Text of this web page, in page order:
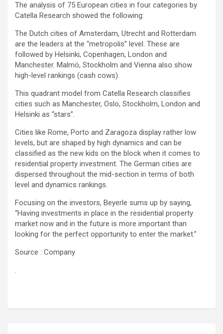
The analysis of 75 European cities in four categories by
Catella Research showed the following:
The Dutch cities of Amsterdam, Utrecht and Rotterdam
are the leaders at the “metropolis” level. These are
followed by Helsinki, Copenhagen, London and
Manchester. Malmö, Stockholm and Vienna also show
high-level rankings (cash cows).
This quadrant model from Catella Research classifies
cities such as Manchester, Oslo, Stockholm, London and
Helsinki as “stars”.
Cities like Rome, Porto and Zaragoza display rather low
levels, but are shaped by high dynamics and can be
classified as the new kids on the block when it comes to
residential property investment. The German cities are
dispersed throughout the mid-section in terms of both
level and dynamics rankings.
Focusing on the investors, Beyerle sums up by saying,
“Having investments in place in the residential property
market now and in the future is more important than
looking for the perfect opportunity to enter the market.”
Source : Company
.